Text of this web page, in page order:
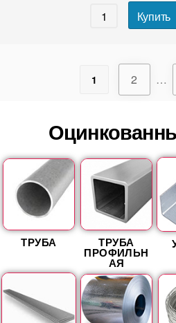
Купить
1 2 …
ТРУБА ТРУБА
ПРОФИЛЬН
АЯ